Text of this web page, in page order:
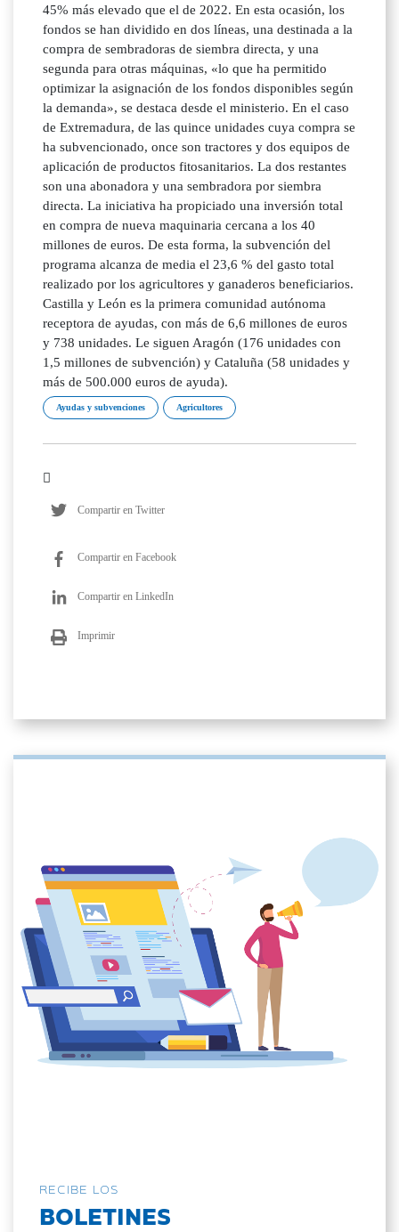
45% más elevado que el de 2022. En esta ocasión, los
fondos se han dividido en dos líneas, una destinada a la
compra de sembradoras de siembra directa, y una
segunda para otras máquinas, «lo que ha permitido
optimizar la asignación de los fondos disponibles según
la demanda», se destaca desde el ministerio. En el caso
de Extremadura, de las quince unidades cuya compra se
ha subvencionado, once son tractores y dos equipos de
aplicación de productos fitosanitarios. La dos restantes
son una abonadora y una sembradora por siembra
directa. La iniciativa ha propiciado una inversión total
en compra de nueva maquinaria cercana a los 40
millones de euros. De esta forma, la subvención del
programa alcanza de media el 23,6 % del gasto total
realizado por los agricultores y ganaderos beneficiarios.
Castilla y León es la primera comunidad autónoma
receptora de ayudas, con más de 6,6 millones de euros
y 738 unidades. Le siguen Aragón (176 unidades con
1,5 millones de subvención) y Cataluña (58 unidades y
más de 500.000 euros de ayuda).
Ayudas y subvenciones Agricultores
Compartir en Twitter
Compartir en Facebook
Compartir en LinkedIn
Imprimir
RECIBE LOS
BOLETINES